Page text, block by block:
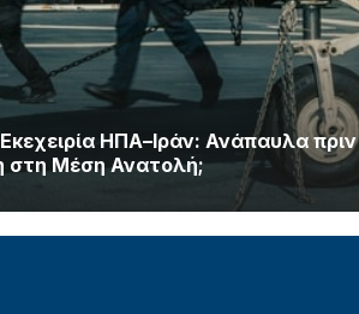
ΗΠΑ–Ιράν: Ανάπαυλα πριν
στη Μέση Ανατολή;